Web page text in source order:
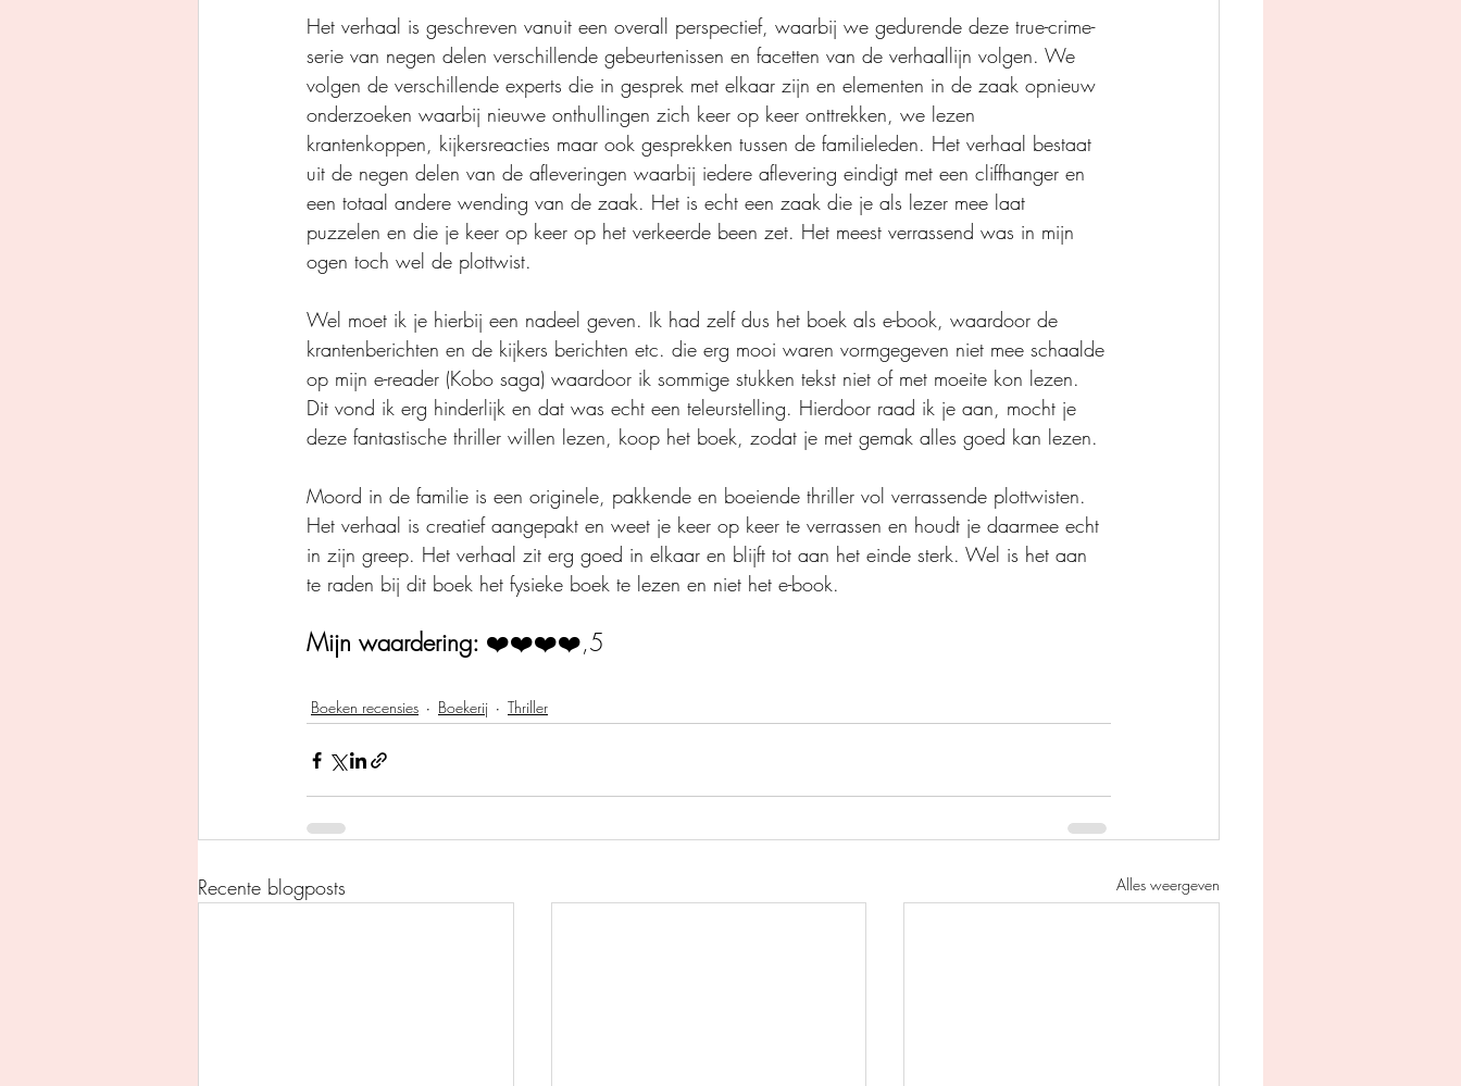
Het verhaal is geschreven vanuit een overall perspectief, waarbij we gedurende deze true-crime-
serie van negen delen verschillende gebeurtenissen en facetten van de verhaallijn volgen. We
volgen de verschillende experts die in gesprek met elkaar zijn en elementen in de zaak opnieuw
onderzoeken waarbij nieuwe onthullingen zich keer op keer onttrekken, we lezen
krantenkoppen, kijkersreacties maar ook gesprekken tussen de familieleden. Het verhaal bestaat
uit de negen delen van de afleveringen waarbij iedere aflevering eindigt met een cliffhanger en
een totaal andere wending van de zaak. Het is echt een zaak die je als lezer mee laat
puzzelen en die je keer op keer op het verkeerde been zet. Het meest verrassend was in mijn
ogen toch wel de plottwist.
Wel moet ik je hierbij een nadeel geven. Ik had zelf dus het boek als e-book, waardoor de
krantenberichten en de kijkers berichten etc. die erg mooi waren vormgegeven niet mee schaalde
op mijn e-reader (Kobo saga) waardoor ik sommige stukken tekst niet of met moeite kon lezen.
Dit vond ik erg hinderlijk en dat was echt een teleurstelling. Hierdoor raad ik je aan, mocht je
deze fantastische thriller willen lezen, koop het boek, zodat je met gemak alles goed kan lezen.
Moord in de familie is een originele, pakkende en boeiende thriller vol verrassende plottwisten.
Het verhaal is creatief aangepakt en weet je keer op keer te verrassen en houdt je daarmee echt
in zijn greep. Het verhaal zit erg goed in elkaar en blijft tot aan het einde sterk. Wel is het aan
te raden bij dit boek het fysieke boek te lezen en niet het e-book.
Mijn waardering: ❤️❤️❤️❤️,5
Boeken recensies Boekerij Thriller
Recente blogposts Alles weergeven